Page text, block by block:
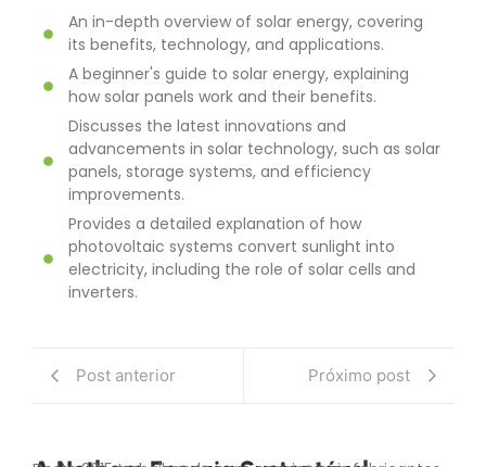
An in-depth overview of solar energy, covering
its benefits, technology, and applications.
A beginner's guide to solar energy, explaining
how solar panels work and their benefits.
Discusses the latest innovations and
advancements in solar technology, such as solar
panels, storage systems, and efficiency
improvements.
Provides a detailed explanation of how
photovoltaic systems convert sunlight into
electricity, including the role of solar cells and
inverters.
Post anterior Próximo post